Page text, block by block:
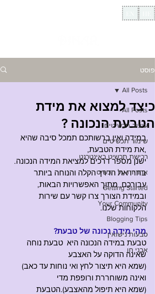
פוסט
All Posts
עיצוב תכשיטים
שימור תכשיטים
רכישת תכשיט באינטרנט
אחריות על תכשיט
Getting Started
Your Community
Blogging Tips
טבעות נישואין
אבני חן
All Posts
כיצד למצוא את מידת
הטבעת הנכונה ?
במידה ואין ברשותכם תמכל סיבה שהיא
,את מידת הטבעת,
ישנן מספר דרכים למציאת המידה הנכונה.
בחרו את הדרך הקלה והנוחה ביותר
עבורכם, מתוך האפשרויות הבאות,
ובמידת הצורך צרו קשר עם שירות
הלקוחות שלנו.
מהי מידה נכונה של טבעת?
טבעת במידה הנכונה היא  טבעת נוחה
שאינה הדוקה על האצבע
(שמא היא תיצור לחץ ואי נוחות עד כאב)
ואינה משוחררת ורופפת מדי
(שמא היא תיפול מהאצבע).הטבעת